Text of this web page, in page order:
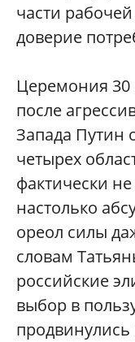
части
доверие
Церемония 30
после
Запада Путин
четырех
фактически
настолько
ореол силы
словам
российские
выбор в
продвинулись